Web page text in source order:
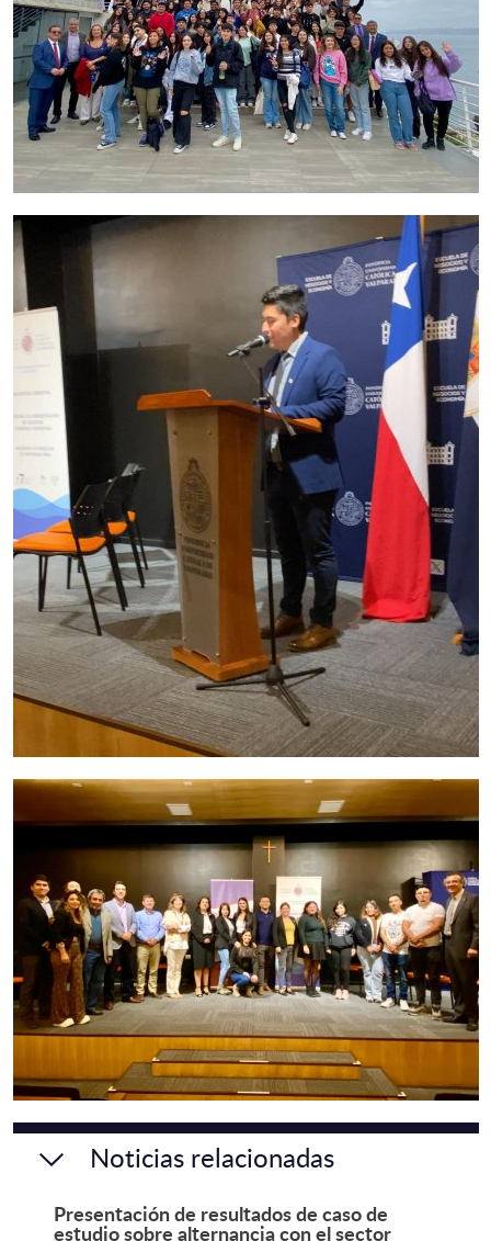
Noticias relacionadas
Presentación de resultados de caso de
estudio sobre alternancia con el sector